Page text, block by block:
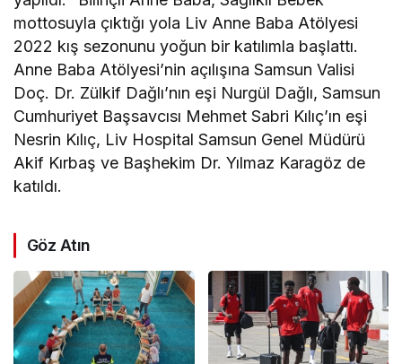
mottosuyla çıktığı yola Liv Anne Baba Atölyesi
2022 kış sezonunu yoğun bir katılımla başlattı.
Anne Baba Atölyesi’nin açılışına Samsun Valisi
Doç. Dr. Zülkif Dağlı’nın eşi Nurgül Dağlı, Samsun
Cumhuriyet Başsavcısı Mehmet Sabri Kılıç’ın eşi
Nesrin Kılıç, Liv Hospital Samsun Genel Müdürü
Akif Kırbaş ve Başhekim Dr. Yılmaz Karagöz de
katıldı.
Göz Atın